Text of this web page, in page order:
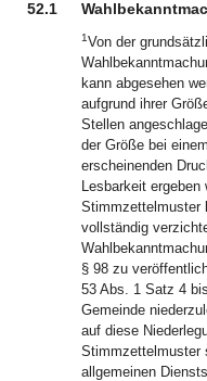
52.1
1Von der
kann abgesehen
aufgrund ihrer
Stellen
der Größe bei
erscheinenden
Lesbarkeit ergeben
Stimmzettelmuster
vollständig
§ 98 zu
53 Abs. 1 Satz 4
Gemeinde
auf diese
Stimmzettelmuster
allgemeinen